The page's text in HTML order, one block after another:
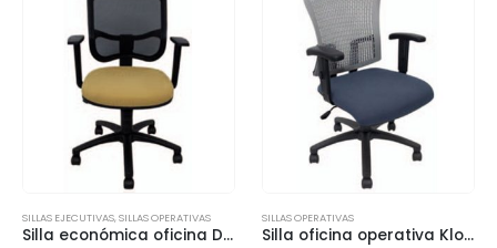
SILLAS EJECUTIVAS,SILLAS OPERATIVAS
Silla económica oficina Dark colores
SILLAS OPERATIVAS
Silla oficina operativa Kloss azul